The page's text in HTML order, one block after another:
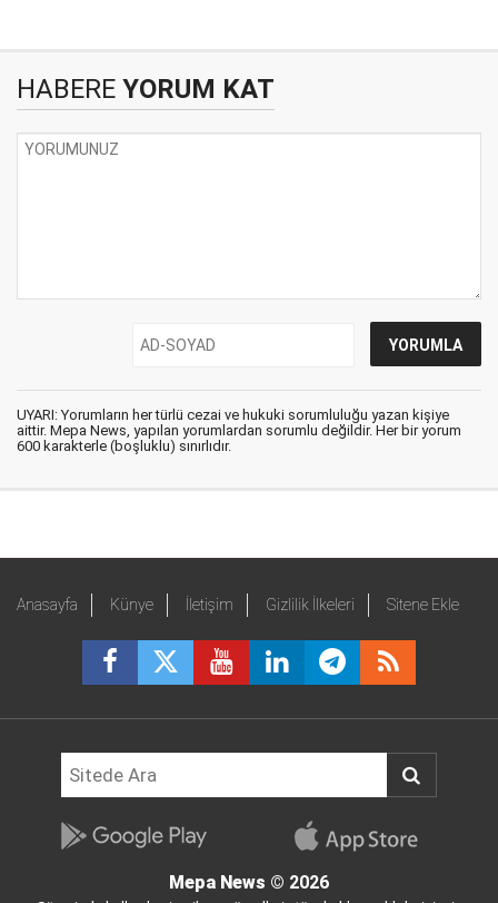
HABERE YORUM KAT
UYARI: Yorumların her türlü cezai ve hukuki sorumluluğu yazan kişiye
aittir. Mepa News, yapılan yorumlardan sorumlu değildir. Her bir yorum
600 karakterle (boşluklu) sınırlıdır.
Anasayfa Künye İletişim Gizlilik İlkeleri Sitene Ekle
Mepa News © 2026